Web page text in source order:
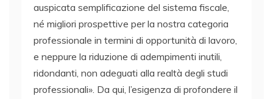
auspicata semplificazione del sistema fiscale,
né migliori prospettive per la nostra categoria
professionale in termini di opportunità di lavoro,
e neppure la riduzione di adempimenti inutili,
ridondanti, non adeguati alla realtà degli studi
professionali». Da qui, l’esigenza di profondere il